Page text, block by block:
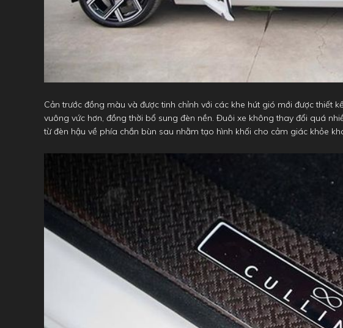
Cản trước đồng màu và được tinh chỉnh với các khe hút gió mới được thiết
vuông vức hơn, đồng thời bổ sung đèn nền. Đuôi xe không thay đổi quá
từ đèn hậu về phía chắn bùn sau nhằm tạo hình khối cho cảm giác khỏe